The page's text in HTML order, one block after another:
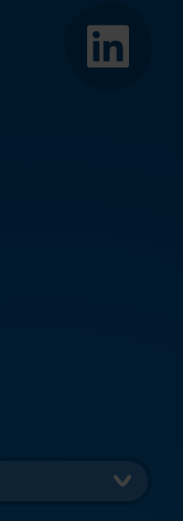
LinkedIn